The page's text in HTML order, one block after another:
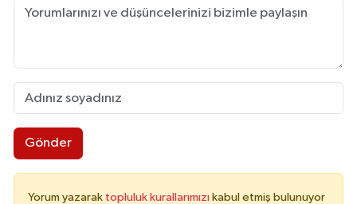
Gönder
Yorum yazarak topluluk kurallarımızı kabul etmiş bulunuyor